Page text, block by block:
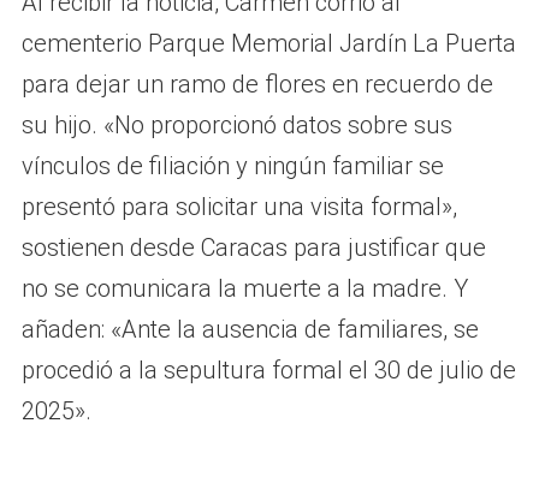
cementerio Parque Memorial Jardín La Puerta
para dejar un ramo de flores en recuerdo de
su hijo. «No proporcionó datos sobre sus
vínculos de filiación y ningún familiar se
presentó para solicitar una visita formal»,
sostienen desde Caracas para justificar que
no se comunicara la muerte a la madre. Y
añaden: «Ante la ausencia de familiares, se
procedió a la sepultura formal el 30 de julio de
2025».